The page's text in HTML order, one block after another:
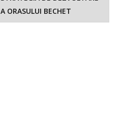
A ORASULUI BECHET